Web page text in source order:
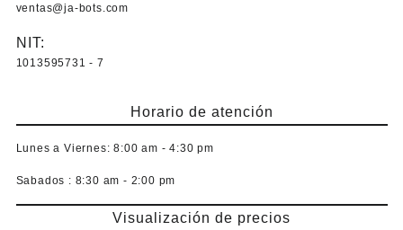
ventas@ja-bots.com
NIT:
1013595731 - 7
Horario de atención
Lunes a Viernes: 8:00 am - 4:30 pm
Sabados : 8:30 am - 2:00 pm
Visualización de precios